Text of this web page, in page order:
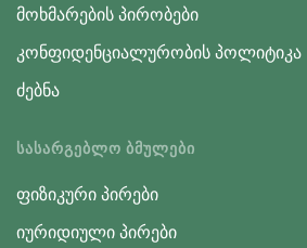
მოხმარების პირობები
კონფიდენციალურობის პოლიტიკა
ძებნა
ᲡᲐᲡᲐᲠᲒᲔᲑᲚᲝ ᲑᲛᲣᲚᲔᲑᲘ
ფიზიკური პირები
იურიდიული პირები